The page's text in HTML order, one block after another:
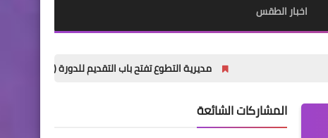
اخبار الطقس
مديرية التطوع تفتح باب التقديم للدورة (32) للمعهد العالي للتطوير الأمني والإداري
المشاركات الشائعة